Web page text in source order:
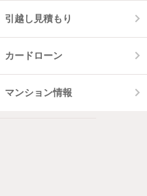
引越し見積もり
カードローン
マンション情報